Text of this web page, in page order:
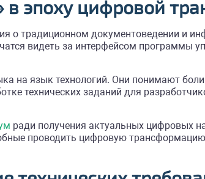
в эпоху цифровой
о традиционном документоведении и
видеть за интерфейсом программы
на язык технологий. Они понимают
технических заданий для
ради получения актуальных цифровых
проводить цифровую